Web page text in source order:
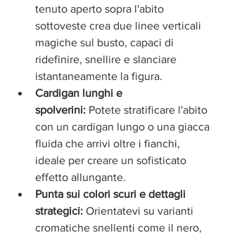
tenuto aperto sopra l'abito
sottoveste crea due linee verticali
magiche sul busto, capaci di
ridefinire, snellire e slanciare
istantaneamente la figura.
Cardigan lunghi e
spolverini: Potete stratificare l'abito
con un cardigan lungo o una giacca
fluida che arrivi oltre i fianchi,
ideale per creare un sofisticato
effetto allungante.
Punta sui colori scuri e dettagli
strategici: Orientatevi su varianti
cromatiche snellenti come il nero,